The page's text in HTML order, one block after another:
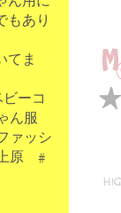
もあり
てま
ーコ
ん服
ァッシ
原 #